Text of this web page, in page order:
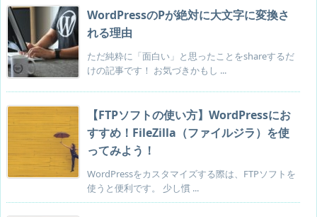
WordPressのPが絶対に大文字に変換さ
れる理由
ただ純粋に「面白い」と思ったことをshareするだ
けの記事です！ お気づきかもし ...
【FTPソフトの使い方】WordPressにお
すすめ！FileZilla（ファイルジラ）を使
ってみよう！
WordPressをカスタマイズする際は、FTPソフトを
使うと便利です。 少し慣 ...